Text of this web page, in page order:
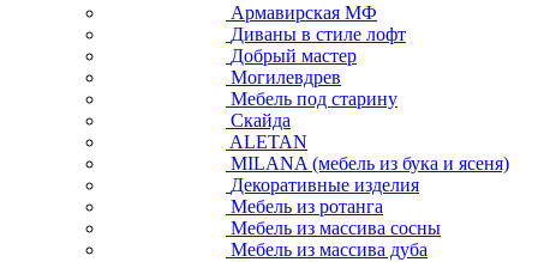
Армавирская МФ
Диваны в стиле лофт
Добрый мастер
Могилевдрев
Мебель под старину
Скайда
ALETAN
MILANA (мебель из бука и ясеня)
Декоративные изделия
Мебель из ротанга
Мебель из массива сосны
Мебель из массива дуба